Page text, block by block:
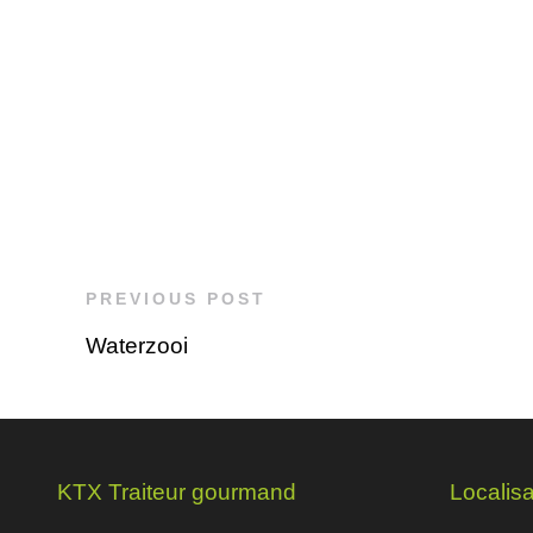
PREVIOUS POST
Waterzooi
KTX Traiteur gourmand